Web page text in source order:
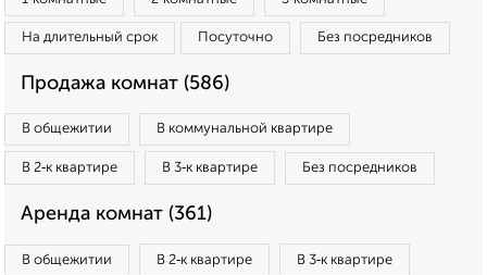
На длительный срок Посуточно Без посредников
Продажа комнат (586)
В общежитии В коммунальной квартире
В 2‑к квартире В 3‑к квартире Без посредников
Аренда комнат (361)
В общежитии В 2‑к квартире В 3‑к квартире